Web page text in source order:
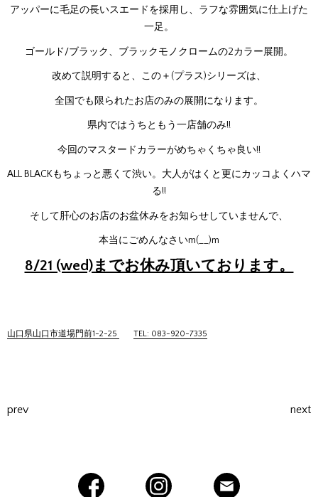
アッパーに毛足の長いスエードを採用し、ラフな雰囲気に仕上げた
一足。
ゴールド/ブラック、ブラックモノクロームの2カラー展開。
改めて説明すると、この＋(プラス)シリーズは、
全国でも限られたお店のみの展開になります。
県内ではうちともう一店舗のみ!!
今回のマスタードカラーがめちゃくちゃ良い!!
ALL BLACKもちょっと悪くて渋い。大人がはくと更にカッコよくハマ
る!!
そして肝心のお店のお盆休みをお知らせしていませんで、
本当にごめんなさいm(__)m
8/21 (wed)までお休み頂いております。
山口県山口市道場門前1-2-25 TEL: 083-920-7335
prev next